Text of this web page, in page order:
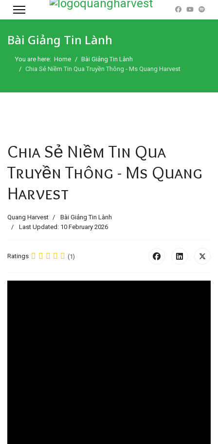
Bài Giảng Tin Lành
You are here: Home
Bài Giảng Tin Lành
Chia Sẻ Niềm Tin Qua Truyền Thông - Ms Quang Harvest
Chia Sẻ Niềm Tin Qua
Truyền Thông - Ms Quang
Harvest
Quang Harvest
Bài Giảng Tin Lành
Last Updated: 10 February 2026
Ratings (1)